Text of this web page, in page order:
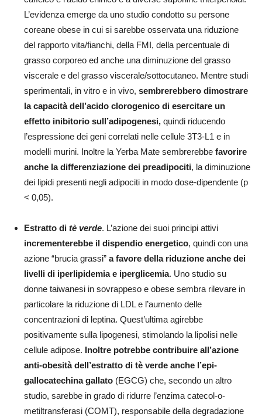
L’evidenza emerge da uno studio condotto su persone
coreane obese in cui si sarebbe osservata una riduzione
del rapporto vita/fianchi, della FMI, della percentuale di
grasso corporeo ed anche una diminuzione del grasso
viscerale e del grasso viscerale/sottocutaneo. Mentre studi
sperimentali, in vitro e in vivo, sembrerebbero dimostrare
la capacità dell’acido clorogenico di esercitare un
effetto inibitorio sull’adipogenesi, quindi riducendo
l’espressione dei geni correlati nelle cellule 3T3-L1 e in
modelli murini. Inoltre la Yerba Mate sembrerebbe favorire
anche la differenziazione dei preadipociti, la diminuzione
dei lipidi presenti negli adipociti in modo dose-dipendente (p
< 0,05).
Estratto di tè verde. L’azione dei suoi principi attivi
incrementerebbe il dispendio energetico, quindi con una
azione “brucia grassi” a favore della riduzione anche dei
livelli di iperlipidemia e iperglicemia. Uno studio su
donne taiwanesi in sovrappeso e obese sembra rilevare in
particolare la riduzione di LDL e l’aumento delle
concentrazioni di leptina. Quest’ultima agirebbe
positivamente sulla lipogenesi, stimolando la lipolisi nelle
cellule adipose. Inoltre potrebbe contribuire all’azione
anti-obesità dell’estratto di tè verde anche l’epi-
gallocatechina gallato (EGCG) che, secondo un altro
studio, sarebbe in grado di ridurre l’enzima catecol-o-
metiltransferasi (COMT), responsabile della degradazione